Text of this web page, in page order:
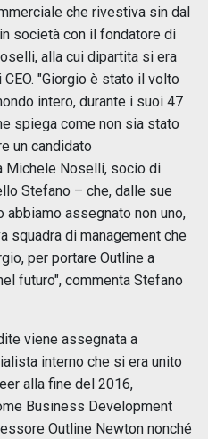
che rivestiva sin dal
società con il fondatore di
alla cui dipartita si era
"Giorgio è stato il volto
intero, durante i suoi 47
spiega come non sia stato
un candidato
Michele Noselli, socio di
Stefano – che, dalle sue
abbiamo assegnato non uno,
squadra di management che
per portare Outline a
futuro", commenta Stefano
viene assegnata a
interno che si era unito
alla fine del 2016,
Business Development
Outline Newton nonché